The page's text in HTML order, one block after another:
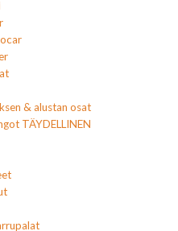
& alustan osat
TÄYDELLINEN